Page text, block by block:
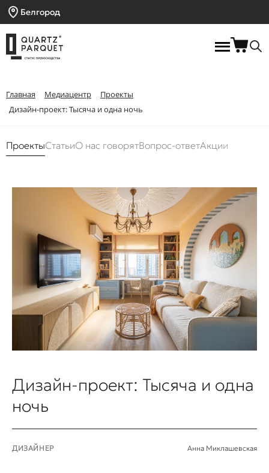
Белгород
Главная Медиацентр
Проекты
Дизайн-проект: Тысяча и одна ночь
ПроектыСтатьиО нас говорятВопрос-ответАкции
Дизайн-проект: Тысяча и одна
ночь
ДИЗАЙНЕР Анна Миклашевская